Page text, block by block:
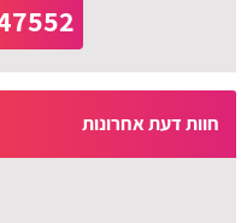
חוות דעת אחרונות